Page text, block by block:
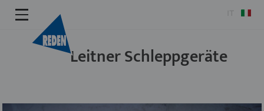
IT
Leitner Schleppgeräte